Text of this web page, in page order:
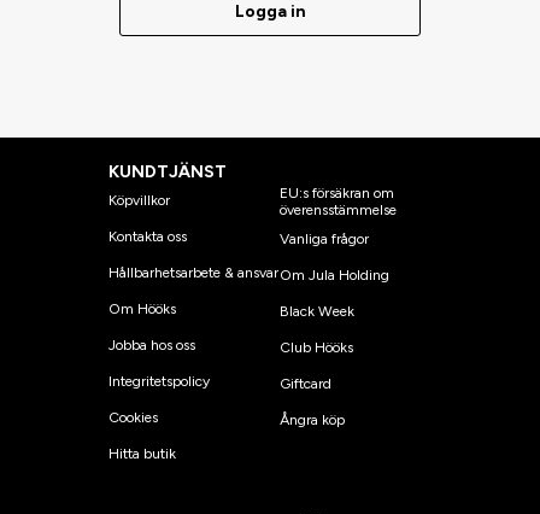
Logga in
KUNDTJÄNST
Köpvillkor
Kontakta oss
Hållbarhetsarbete & ansvar
Om Hööks
Jobba hos oss
Integritetspolicy
Cookies
Hitta butik
EU:s försäkran om
överensstämmelse
Vanliga frågor
Om Jula Holding
Black Week
Club Hööks
Giftcard
Ångra köp